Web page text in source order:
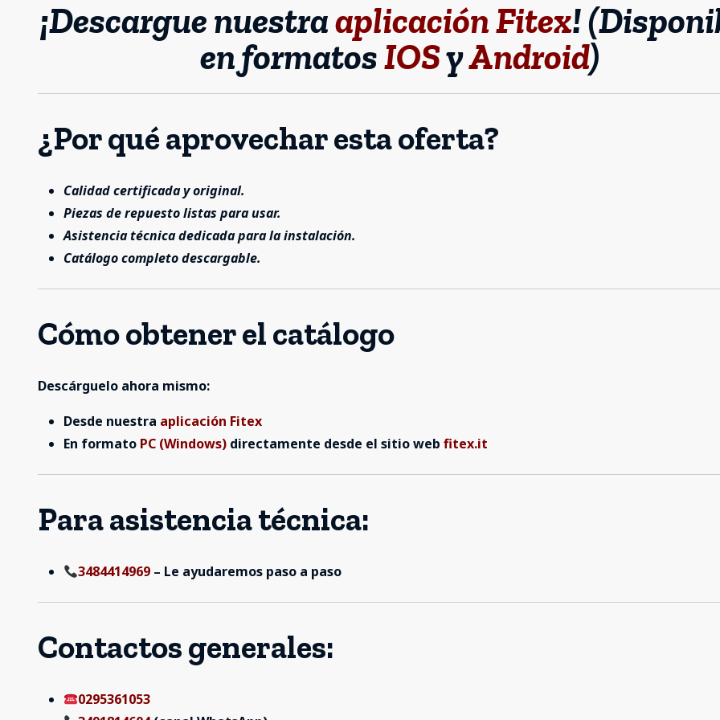
¡Descargue nuestraaplicación Fitex!
en formatosIOSyAndroid)
¿Por qué aprovechar esta oferta?
Calidad certificada y original.
Piezas de repuesto listas para usar.
Asistencia técnica dedicada para la instalación.
Catálogo completo descargable.
Cómo obtener el catálogo
Descárguelo ahora mismo:
Desde nuestra aplicación Fitex
En formato PC (Windows) directamente desde el sitio web fitex.it
Para asistencia técnica:
3484414969 – Le ayudaremos paso a paso
Contactos generales:
0295361053